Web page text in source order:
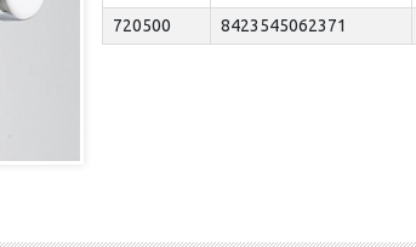
720500
8423545062371